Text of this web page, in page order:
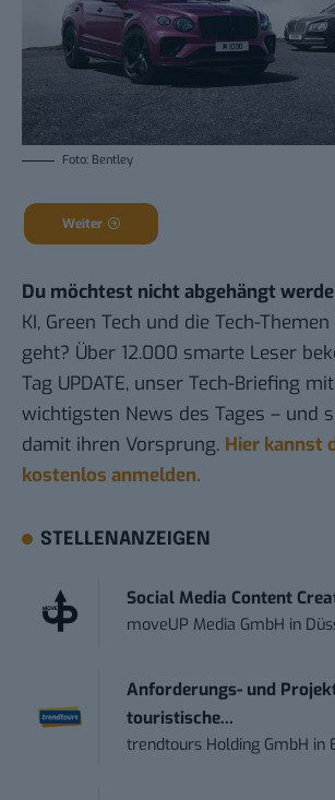
Foto: Bentley
Weiter
Du möchtest nicht abgehängt
KI, Green Tech und die Tech-
geht? Über 12.000 smarte Leser
Tag UPDATE, unser Tech-Briefing
wichtigsten News des Tages – und
damit ihren Vorsprung. Hier kannst
kostenlos anmelden.
STELLENANZEIGEN
Social Media Content
moveUP Media GmbH in
Anforderungs- und
touristische...
trendtours Holding GmbH in